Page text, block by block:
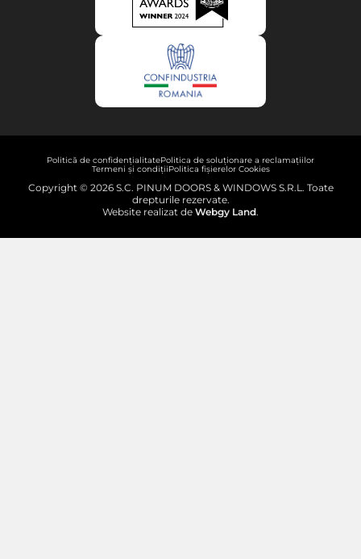
Copyright © 2026 S.C. PINUM DOORS & WINDOWS S.R.L. Toate
drepturile rezervate.
Website realizat de Webgy Land.
Politică de confidențialitatePolitica de soluționare a reclamațiilor
Termeni și condițiiPolitica fișierelor Cookies